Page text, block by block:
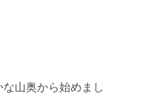
山奥から始めまし